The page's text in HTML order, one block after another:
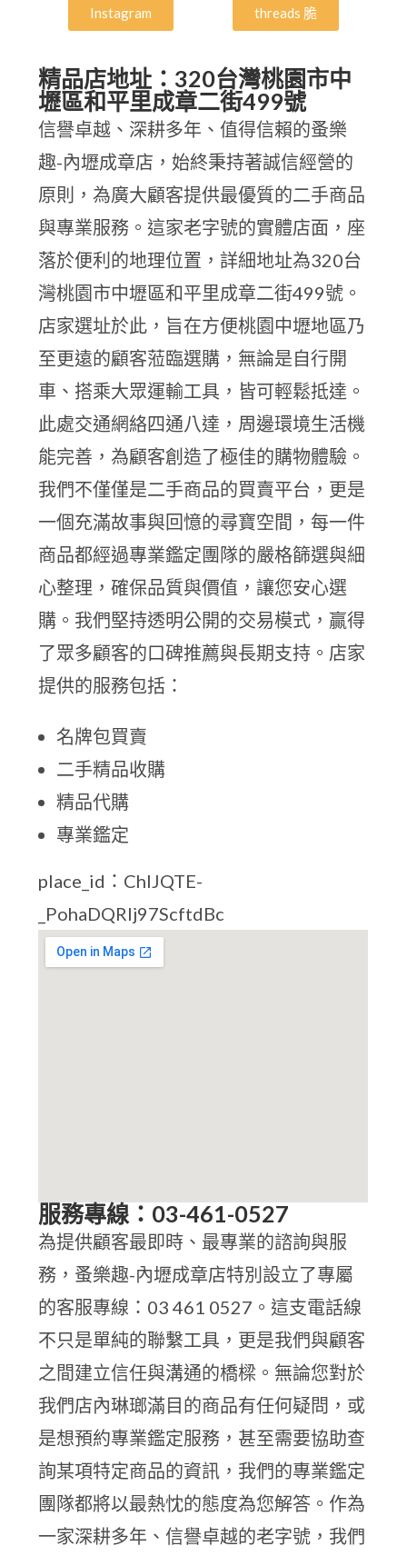
Instagram threads 脆
精品店地址：320台灣桃園市中
壢區和平里成章二街499號
信譽卓越、深耕多年、值得信賴的蚤樂
趣-內壢成章店，始終秉持著誠信經營的
原則，為廣大顧客提供最優質的二手商品
與專業服務。這家老字號的實體店面，座
落於便利的地理位置，詳細地址為320台
灣桃園市中壢區和平里成章二街499號。
店家選址於此，旨在方便桃園中壢地區乃
至更遠的顧客蒞臨選購，無論是自行開
車、搭乘大眾運輸工具，皆可輕鬆抵達。
此處交通網絡四通八達，周邊環境生活機
能完善，為顧客創造了極佳的購物體驗。
我們不僅僅是二手商品的買賣平台，更是
一個充滿故事與回憶的尋寶空間，每一件
商品都經過專業鑑定團隊的嚴格篩選與細
心整理，確保品質與價值，讓您安心選
購。我們堅持透明公開的交易模式，贏得
了眾多顧客的口碑推薦與長期支持。店家
提供的服務包括：
名牌包買賣
二手精品收購
精品代購
專業鑑定
place_id：ChIJQTE-
_PohaDQRlj97ScftdBc
服務專線：03-461-0527
為提供顧客最即時、最專業的諮詢與服
務，蚤樂趣-內壢成章店特別設立了專屬
的客服專線：03 461 0527。這支電話線
不只是單純的聯繫工具，更是我們與顧客
之間建立信任與溝通的橋樑。無論您對於
我們店內琳瑯滿目的商品有任何疑問，或
是想預約專業鑑定服務，甚至需要協助查
詢某項特定商品的資訊，我們的專業鑑定
團隊都將以最熱忱的態度為您解答。作為
一家深耕多年、信譽卓越的老字號，我們